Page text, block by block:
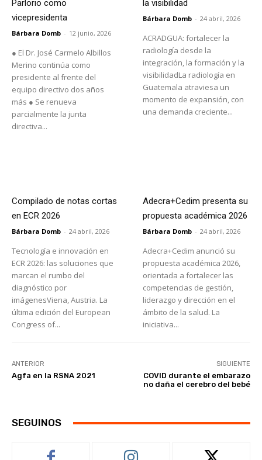
Parlorio como
vicepresidenta
Bárbara Domb - 12 junio, 2026
● El Dr. José Carmelo Albillos
Merino continúa como
presidente al frente del
equipo directivo dos años
más ● Se renueva
parcialmente la junta
directiva...
la visibilidad
Bárbara Domb - 24 abril, 2026
ACRADGUA: fortalecer la
radiología desde la
integración, la formación y la
visibilidadLa radiología en
Guatemala atraviesa un
momento de expansión, con
una demanda creciente...
Compilado de notas cortas
en ECR 2026
Bárbara Domb - 24 abril, 2026
Tecnología e innovación en
ECR 2026: las soluciones que
marcan el rumbo del
diagnóstico por
imágenesViena, Austria. La
última edición del European
Congress of...
Adecra+Cedim presenta su
propuesta académica 2026
Bárbara Domb - 24 abril, 2026
Adecra+Cedim anunció su
propuesta académica 2026,
orientada a fortalecer las
competencias de gestión,
liderazgo y dirección en el
ámbito de la salud. La
iniciativa...
ANTERIOR
Agfa en la RSNA 2021
SIGUIENTE
COVID durante el embarazo
no daña el cerebro del bebé
SEGUINOS